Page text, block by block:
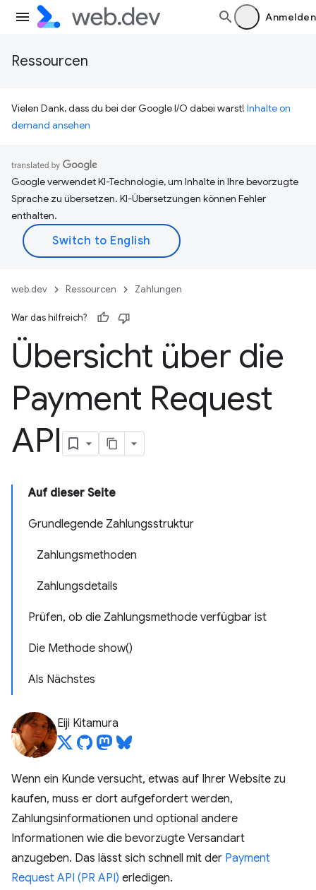
Anmelden
Ressourcen
Vielen Dank, dass du bei der Google I/O dabei warst! Inhalte on
demand ansehen
Google verwendet KI-Technologie, um Inhalte in Ihre bevorzugte
Sprache zu übersetzen. KI-Übersetzungen können Fehler
enthalten.
web.dev Ressourcen Zahlungen
War das hilfreich?
Übersicht über die
Payment Request
API
Auf dieser Seite
Grundlegende Zahlungsstruktur
Zahlungsmethoden
Zahlungsdetails
Prüfen, ob die Zahlungsmethode verfügbar ist
Die Methode show()
Als Nächstes
Eiji Kitamura
Wenn ein Kunde versucht, etwas auf Ihrer Website zu
kaufen, muss er dort aufgefordert werden,
Zahlungsinformationen und optional andere
Informationen wie die bevorzugte Versandart
anzugeben. Das lässt sich schnell mit der Payment
Request API (PR API) erledigen.